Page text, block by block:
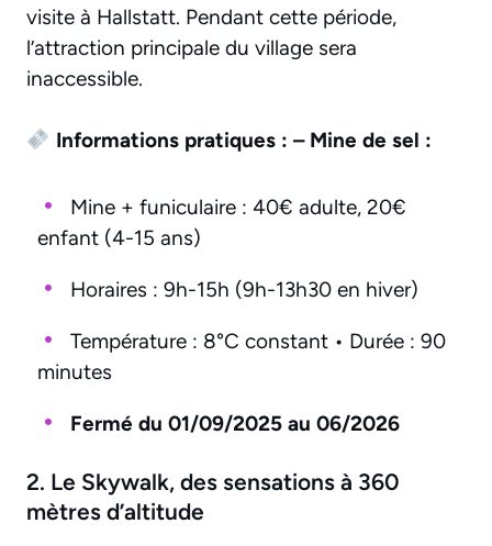
visite à Hallstatt. Pendant cette période,
l’attraction principale du village sera
inaccessible.
Informations pratiques : – Mine de sel :
Mine + funiculaire : 40€ adulte, 20€
enfant (4-15 ans)
Horaires : 9h-15h (9h-13h30 en hiver)
Température : 8°C constant • Durée : 90
minutes
Fermé du 01/09/2025 au 06/2026
2. Le Skywalk, des sensations à 360
mètres d’altitude